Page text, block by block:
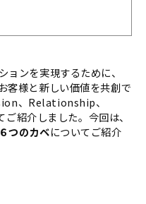
ョンを実現するために、
客様と新しい価値を共創で
、Relationship、
紹介しました。今回は、
つのカベについてご紹介